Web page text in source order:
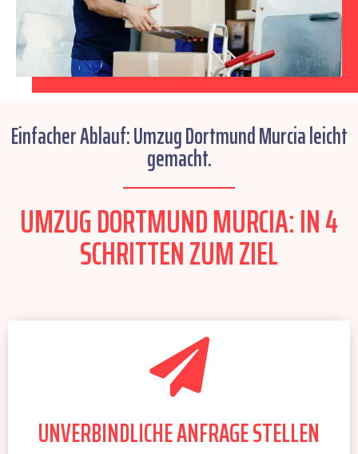
Einfacher Ablauf: Umzug Dortmund Murcia leicht
gemacht.
UMZUG DORTMUND MURCIA: IN 4
SCHRITTEN ZUM ZIEL
UNVERBINDLICHE ANFRAGE STELLEN